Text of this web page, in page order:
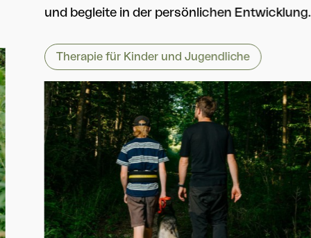
Schlossergasse 5, 6800 Feldkirch
+43 676 4154691
praxis@christianfrick.at
und begleite in der persönlichen Entwicklung.
Therapie für Kinder und Jugendliche